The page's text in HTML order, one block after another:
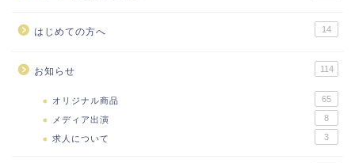
はじめての方へ 14
お知らせ 114
オリジナル商品 65
メディア出演 8
求人について 3